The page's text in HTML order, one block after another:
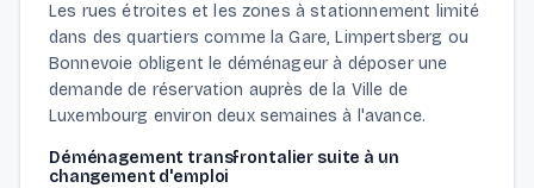
Les rues étroites et les zones à stationnement limité
dans des quartiers comme la Gare, Limpertsberg ou
Bonnevoie obligent le déménageur à déposer une
demande de réservation auprès de la Ville de
Luxembourg environ deux semaines à l'avance.
Déménagement transfrontalier suite à un
changement d'emploi